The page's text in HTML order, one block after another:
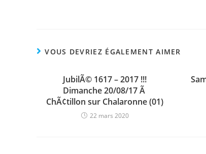
VOUS DEVRIEZ ÉGALEMENT AIMER
JubilÃ© 1617 – 2017 !!!
Dimanche 20/08/17 Ã
ChÃ¢tillon sur Chalaronne (01)
22 mars 2020